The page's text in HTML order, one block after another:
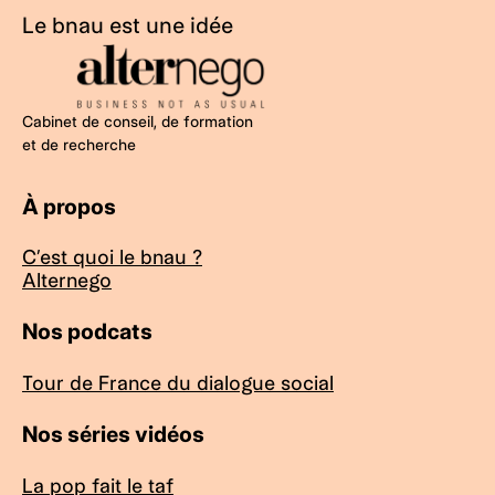
Le bnau est une idée
Cabinet de conseil, de formation
et de recherche
À propos
C’est quoi le bnau ?
Alternego
Nos podcats
Tour de France du dialogue social
Nos séries vidéos
La pop fait le taf